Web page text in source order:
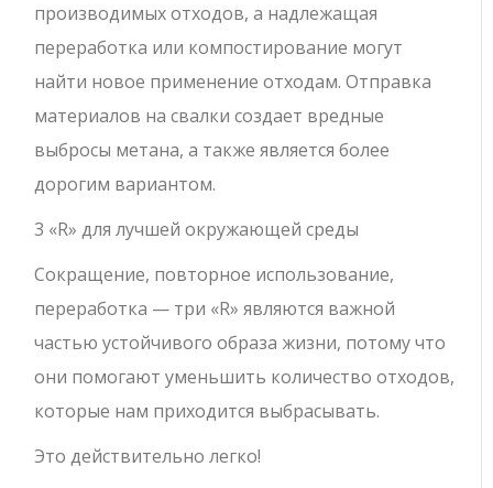
производимых отходов, а надлежащая
переработка или компостирование могут
найти новое применение отходам. Отправка
материалов на свалки создает вредные
выбросы метана, а также является более
дорогим вариантом.
3 «R» для лучшей окружающей среды
Сокращение, повторное использование,
переработка — три «R» являются важной
частью устойчивого образа жизни, потому что
они помогают уменьшить количество отходов,
которые нам приходится выбрасывать.
Это действительно легко!